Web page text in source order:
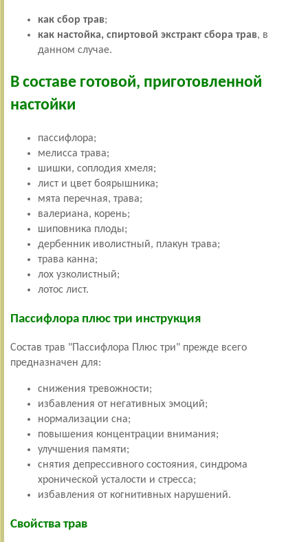
как сбор трав;
как настойка, спиртовой экстракт сбора трав, в
данном случае.
В составе готовой, приготовленной
настойки
пассифлора;
мелисса трава;
шишки, соплодия хмеля;
лист и цвет боярышника;
мята перечная, трава;
валериана, корень;
шиповника плоды;
дербенник иволистный, плакун трава;
трава канна;
лох узколистный;
лотос лист.
Пассифлора плюс три инструкция
Состав трав "Пассифлора Плюс три" прежде всего
предназначен для:
снижения тревожности;
избавления от негативных эмоций;
нормализации сна;
повышения концентрации внимания;
улучшения памяти;
снятия депрессивного состояния, синдрома
хронической усталости и стресса;
избавления от когнитивных нарушений.
Свойства трав